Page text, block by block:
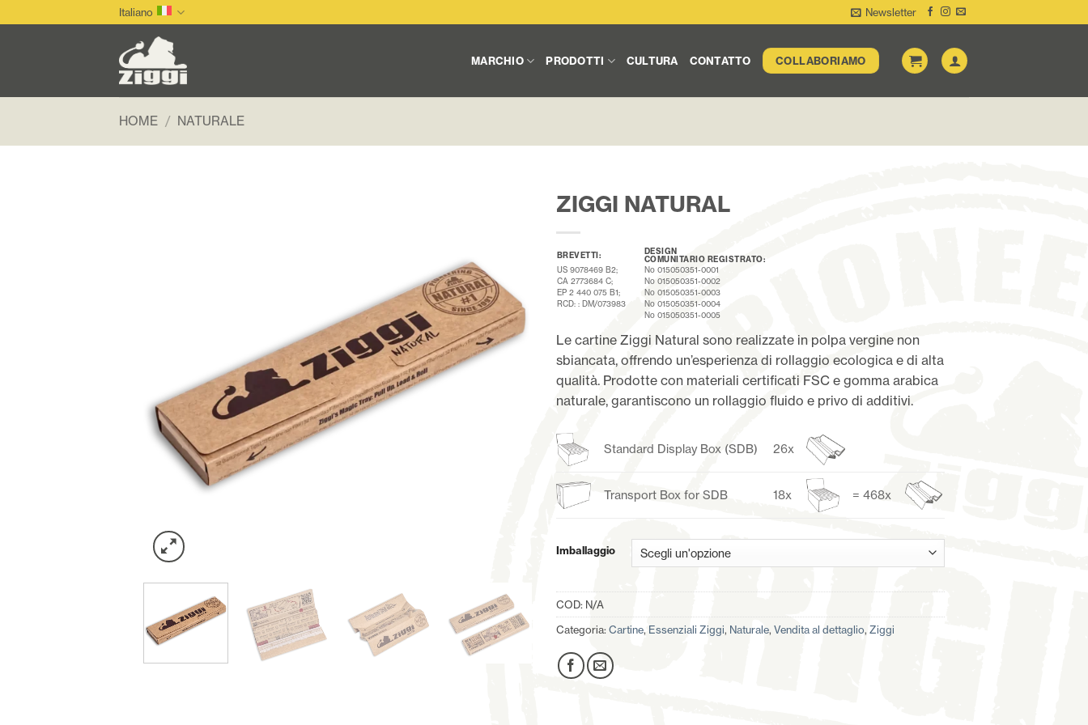
ai
Italiano Newsletter
MARCHIO PRODOTTI CULTURA CONTATTO COLLABORIAMO
HOME / NATURALE
ZIGGI NATURAL
BREVETTI: DESIGN
COMUNITARIO REGISTRATO:
US 9078469 B2;
No 015050351-0001
CA 2773684 C;
No 015050351-0002
EP 2 440 075 B1;
No 015050351-0003
RCD: : DM/073983
No 015050351-0004
No 015050351-0005
Le cartine Ziggi Natural sono realizzate in polpa vergine non
sbiancata, offrendo un’esperienza di rollaggio ecologica e di alta
qualità. Prodotte con materiali certificati FSC e gomma arabica
naturale, garantiscono un rollaggio fluido e privo di additivi.
Standard Display Box (SDB) 26x
Transport Box for SDB 18x = 468x
Imballaggio
COD: N/A
Categoria: Cartine, Essenziali Ziggi, Naturale, Vendita al dettaglio, Ziggi